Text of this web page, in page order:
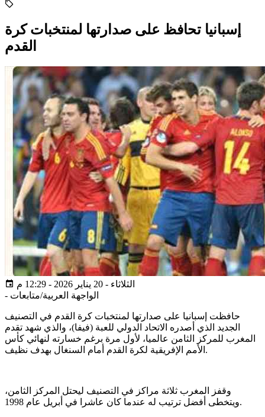
إسبانيا تحافظ على صدارتها لمنتخبات كرة
القدم
الثلاثاء - 20 يناير 2026 - 12:29 م
- الواجهة العربية/متابعات
حافظت إسبانيا على صدارتها لمنتخبات كرة القدم في التصنيف
الجديد الذي أصدره الاتحاد الدولي للعبة (فيفا)، والذي شهد تقدم
المغرب للمركز الثامن عالميا، لأول مرة برغم خسارته لنهائي كأس
الأمم الإفريقية لكرة القدم أمام السنغال بهدف نظيف.
وقفز المغرب ثلاثة مراكز في التصنيف ليحتل المركز الثامن،
ويتخطى أفضل ترتيب له عندما كان عاشرا في أبريل عام 1998.